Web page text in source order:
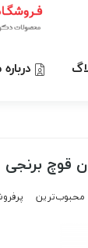
درباره
قوچ برنجی
محبوب‌‌ترین